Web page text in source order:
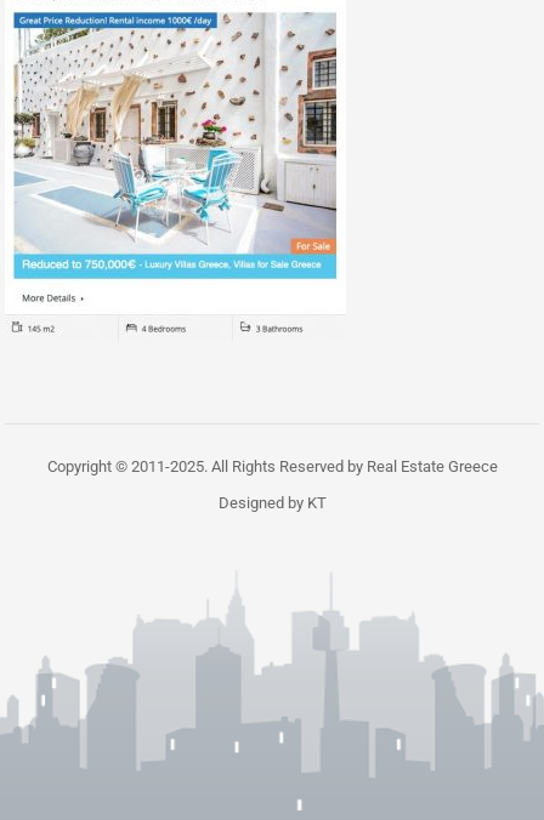
Copyright © 2011-2025. All Rights Reserved by Real Estate Greece
Designed by KT